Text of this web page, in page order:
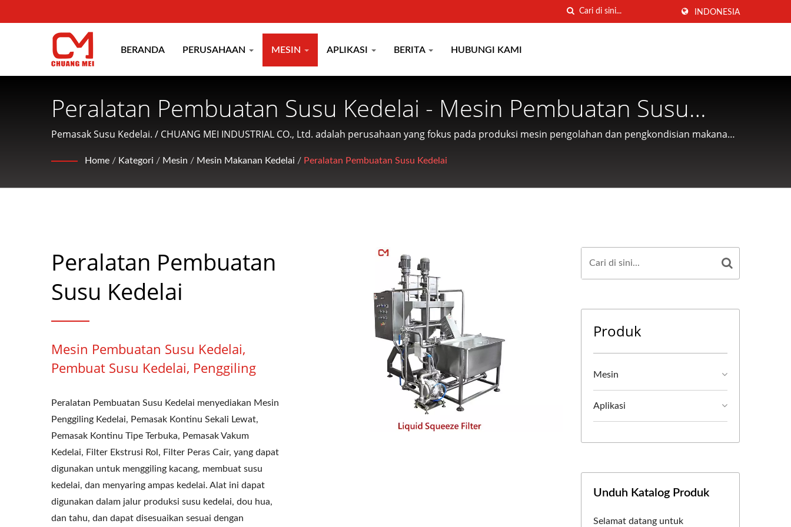
INDONESIA
BERANDA PERUSAHAAN MESIN APLIKASI BERITA HUBUNGI KAMI
Peralatan Pembuatan Susu Kedelai - Mesin Pembuatan Susu
Kedelai, Pembuat Susu Kedelai, Penggiling | Produsen Mesin &
Peralatan Pengolahan Makanan Berbasis Taiwan | CHUANG MEI
INDUSTRIAL CO.
Pemasak Susu Kedelai. / CHUANG MEI INDUSTRIAL CO., Ltd. adalah perusahaan yang fokus pada produksi mesin pengolahan dan pengkondisian makanan
Home / Kategori / Mesin / Mesin Makanan Kedelai / Peralatan Pembuatan Susu Kedelai
Peralatan Pembuatan
Susu Kedelai
Mesin Pembuatan Susu Kedelai,
Pembuat Susu Kedelai, Penggiling
Peralatan Pembuatan Susu Kedelai menyediakan Mesin
Penggiling Kedelai, Pemasak Kontinu Sekali Lewat,
Pemasak Kontinu Tipe Terbuka, Pemasak Vakum
Kedelai, Filter Ekstrusi Rol, Filter Peras Cair, yang dapat
digunakan untuk menggiling kacang, membuat susu
kedelai, dan menyaring ampas kedelai. Alat ini dapat
digunakan dalam jalur produksi susu kedelai, dou hua,
dan tahu, dan dapat disesuaikan sesuai dengan
Produk
Mesin
Aplikasi
Unduh Katalog Produk
Selamat datang untuk